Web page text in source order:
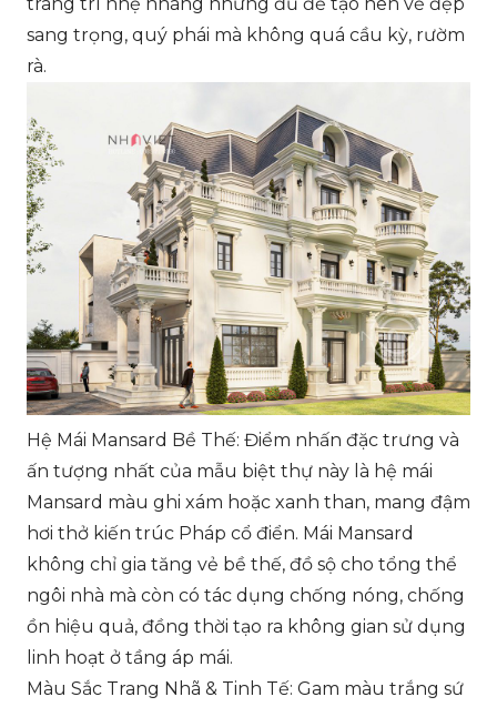
sang trọng, quý phái mà không quá cầu kỳ, rườm
rà.
Hệ Mái Mansard Bề Thế: Điểm nhấn đặc trưng và
ấn tượng nhất của mẫu biệt thự này là hệ mái
Mansard màu ghi xám hoặc xanh than, mang đậm
hơi thở kiến trúc Pháp cổ điển. Mái Mansard
không chỉ gia tăng vẻ bề thế, đồ sộ cho tổng thể
ngôi nhà mà còn có tác dụng chống nóng, chống
ồn hiệu quả, đồng thời tạo ra không gian sử dụng
linh hoạt ở tầng áp mái.
Màu Sắc Trang Nhã & Tinh Tế: Gam màu trắng sứ